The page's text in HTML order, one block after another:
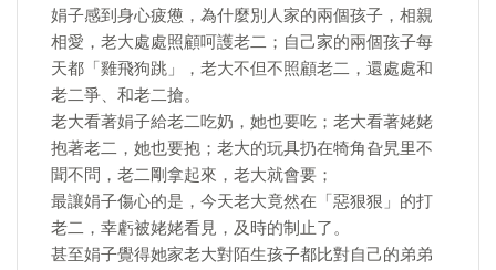
娟子感到身心疲憊，為什麼別人家的兩個孩子，相親
相愛，老大處處照顧呵護老二；自己家的兩個孩子每
天都「雞飛狗跳」，老大不但不照顧老二，還處處和
老二爭、和老二搶。
老大看著娟子給老二吃奶，她也要吃；老大看著姥姥
抱著老二，她也要抱；老大的玩具扔在犄角旮旯里不
聞不問，老二剛拿起來，老大就會要；
最讓娟子傷心的是，今天老大竟然在「惡狠狠」的打
老二，幸虧被姥姥看見，及時的制止了。
甚至娟子覺得她家老大對陌生孩子都比對自己的弟弟